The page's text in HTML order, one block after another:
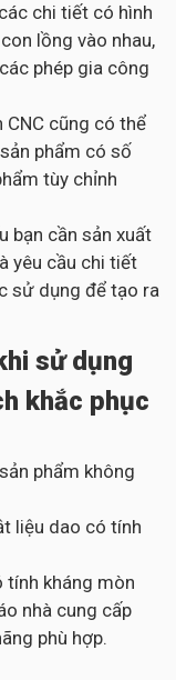
chi tiết có hình
lồng vào nhau,
phép gia công
cũng có thể
phẩm có số
tùy chỉnh
bạn cần sản xuất
yêu cầu chi tiết
sử dụng để tạo ra
sử dụng
khắc phục
phẩm không
liệu dao có tính
tính kháng mòn
nhà cung cấp
phù hợp.